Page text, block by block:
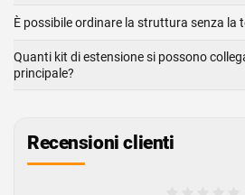
È possibile ordinare la struttura senza la
Quanti kit di estensione si possono
principale?
Recensioni clienti